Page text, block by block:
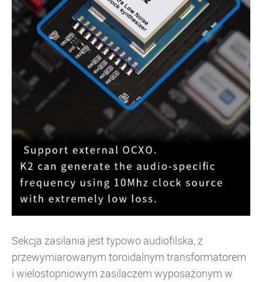
Sekcja zasilania jest typowo audiofilska, z
przewymiarowanym toroidalnym transformatorem
i wielostopniowym zasilaczem wyposażonym w